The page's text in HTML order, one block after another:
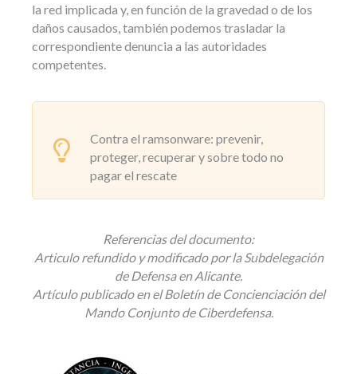
la red implicada y, en función de la gravedad o de los
daños causados, también podemos trasladar la
correspondiente denuncia a las autoridades
competentes.
Contra el ramsonware: prevenir,
proteger, recuperar y sobre todo no
pagar el rescate
Referencias del documento:
Articulo refundido y modificado por la Subdelegación
de Defensa en Alicante.
Artículo publicado en el Boletín de Concienciación del
Mando Conjunto de Ciberdefensa.